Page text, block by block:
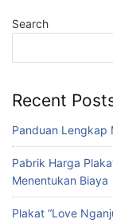
Search
Recent
Panduan Lengkap
Pabrik Harga
Menentukan Biaya
Plakat “Love